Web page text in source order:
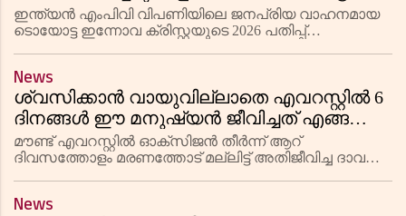
ഇന്നോവ ക്രിസ്റ്റ എത്തി; പുതിയ
ഡിസൈനിലും പ്രീമിയം ഫീച്ചറുകളിലും
ജനപ്രിയ എംപിവിക്ക് പുത്തൻ മാറ്റങ്ങൾ
ഇന്ത്യൻ എംപിവി വിപണിയിലെ ജനപ്രിയ വാഹനമായ
ടൊയോട്ട ഇന്നോവ ക്രിസ്റ്റയുടെ 2026 പതിപ്പ്
ആഡംബര സൗകര്യങ്ങളും ഉൾപ്പെട
News
ശ്വസിക്കാൻ വായുവില്ലാതെ എവറസ്റ്റിൽ 6
ദിനങ്ങൾ ഈ മനുഷ്യൻ ജീവിച്ചത് എങ്ങനെ?
ലോകത്തെ ഞെട്ടിച്ച ദാവ ഷെർപ്പയുടെ
വിസ്മയ കഥ ഇങ്ങനെ!
മൗണ്ട് എവറസ്റ്റിൽ ഓക്സിജൻ തീർന്ന് ആറ്
ദിവസത്തോളം മരണത്തോട് മല്ലിട്ട് അതിജീവിച്ച ദാവ
മടങ്ങുന്നതിനിടെയാണ് അദ്ദേഹത്തിന് സംഘത്
News